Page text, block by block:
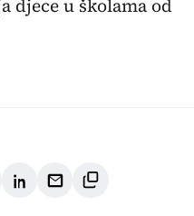
djece u školama od